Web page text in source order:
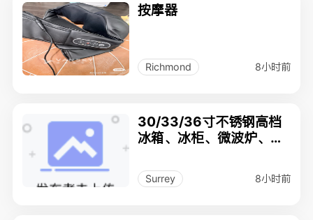
按摩器
Richmond 8小时前
30/33/36寸不锈钢高档
冰箱、冰柜、微波炉、电
Surrey 8小时前